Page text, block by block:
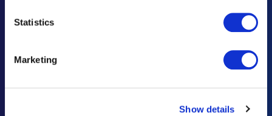
Statistics
Marketing
Show details
광고 문의